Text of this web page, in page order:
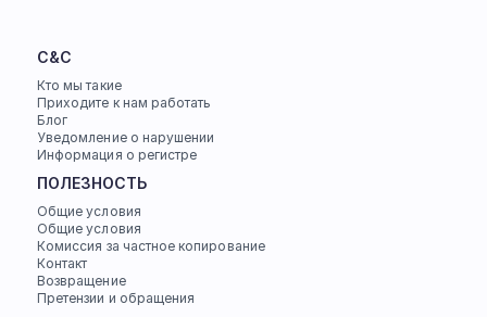
C&C
Кто мы такие
Приходите к нам работать
Блог
Уведомление о нарушении
Информация о регистре
ПОЛЕЗНОСТЬ
Общие условия
Общие условия
Комиссия за частное копирование
Контакт
Возвращение
Претензии и обращения